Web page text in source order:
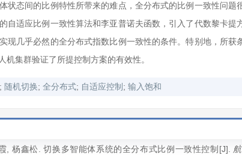
状态间的比例特性所带来的难点，全分布式的比例一致性问题
自适应比例一致性算法和李亚普诺夫函数，引入了代数黎卡提
现几乎必然的全分布式指数比例一致性的条件。特别地，所获
集群验证了所提控制方案的有效性。
; 随机切换; 全分布式; 自适应控制 ; 输入饱和
杨鑫松 . 切换多智能体系统的全分布式比例一致性控制[J].